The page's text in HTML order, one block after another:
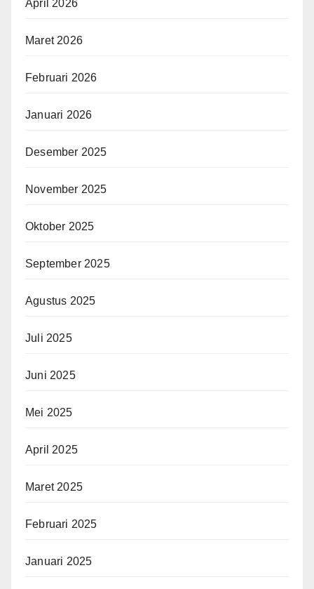
April 2026
Maret 2026
Februari 2026
Januari 2026
Desember 2025
November 2025
Oktober 2025
September 2025
Agustus 2025
Juli 2025
Juni 2025
Mei 2025
April 2025
Maret 2025
Februari 2025
Januari 2025